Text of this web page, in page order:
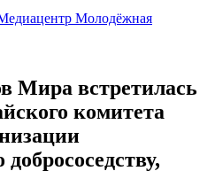
Молодёжная
Мира встретилась
комитета